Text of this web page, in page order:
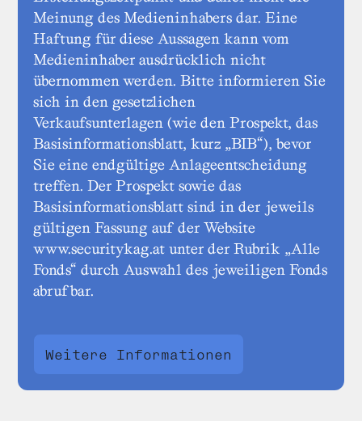
Meinung des Medieninhabers dar. Eine
Haftung für diese Aussagen kann vom
Medieninhaber ausdrücklich nicht
übernommen werden. Bitte informieren Sie
sich in den gesetzlichen
Verkaufsunterlagen (wie den Prospekt, das
Basisinformationsblatt, kurz „BIB“), bevor
Sie eine endgültige Anlageentscheidung
treffen. Der Prospekt sowie das
Basisinformationsblatt sind in der jeweils
gültigen Fassung auf der Website
www.securitykag.at unter der Rubrik „Alle
Fonds“ durch Auswahl des jeweiligen Fonds
abrufbar.
Weitere Informationen